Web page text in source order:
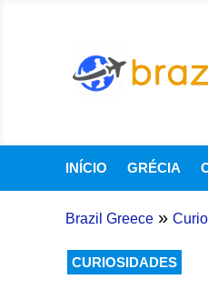
INÍCIO GRÉCIA
Brazil Greece »
CURIOSIDADES